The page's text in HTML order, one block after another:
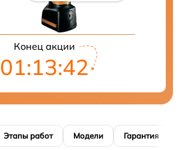
Конец акции
01:13:42
Этапы работ Модели Гарантия